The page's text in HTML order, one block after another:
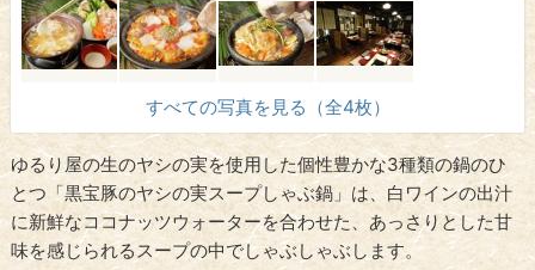
すべての写真を見る（全4枚）
ゆるり屋の生のヤシの実を使用した個性豊かな3種類の鍋のひ
とつ「黒宝豚のヤシの実スープしゃぶ鍋」は、白ワインの出汁
に新鮮なココナッツウォーターを合わせた、あっさりとした甘
味を感じられるスープの中でしゃぶしゃぶします。